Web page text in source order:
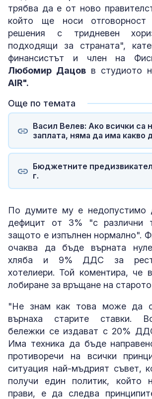
трябва да е от ново
който ще носи отговорност
решения с тридневен
подходящи за страната",
финансистът и член на
Любомир Дацов в студиото
AIR".
Още по темата
Васил Велев: Ако всички са
заплата, няма да има какво
Бюджетните
г.
По думите му е недопустимо
дефицит от 3% "с различни
защото е изпълнен нормално".
очаква да бъде върната
хляба и 9% ДДС за
хотелиери. Той коментира, че
лобиране за връщане на
"Не знам как това може да
върнаха старите ставки.
бележки се издават с 20%
Има техника да бъде
противоречи на всички
ситуация най-мъдрият съвет,
получи един политик, който
прави, е да следва